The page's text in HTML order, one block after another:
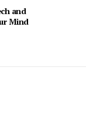
and
Mind